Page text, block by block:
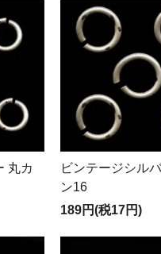
丸カ
ビンテージシル
ン16
189円(税17円)